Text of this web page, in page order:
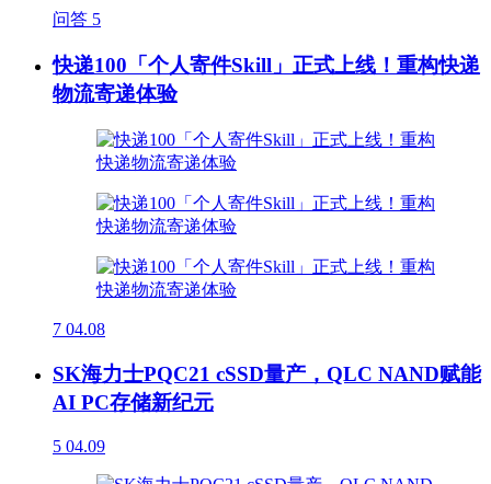
问答 5
快递100「个人寄件Skill」正式上线！重构快递
物流寄递体验
7 04.08
SK海力士PQC21 cSSD量产，QLC NAND赋能
AI PC存储新纪元
5 04.09